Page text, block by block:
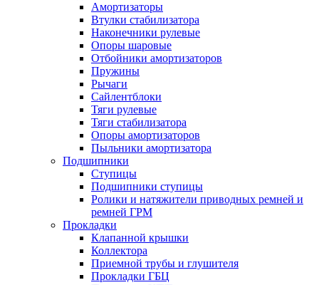
Амортизаторы
Втулки стабилизатора
Наконечники рулевые
Опоры шаровые
Отбойники амортизаторов
Пружины
Рычаги
Сайлентблоки
Тяги рулевые
Тяги стабилизатора
Опоры амортизаторов
Пыльники амортизатора
Подшипники
Ступицы
Подшипники ступицы
Ролики и натяжители приводных ремней и
ремней ГРМ
Прокладки
Клапанной крышки
Коллектора
Приемной трубы и глушителя
Прокладки ГБЦ